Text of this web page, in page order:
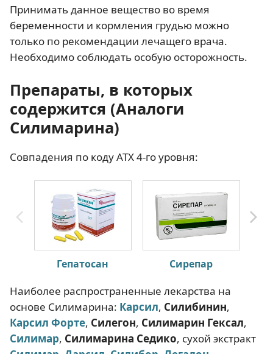
Принимать данное вещество во время
беременности и кормления грудью можно
только по рекомендации лечащего врача.
Необходимо соблюдать особую осторожность.
Препараты, в которых
содержится (Аналоги
Силимарина)
Совпадения по коду АТХ 4-го уровня:
Гепатосан Сирепар
Наиболее распространенные лекарства на
основе Силимарина: Карсил, Силибинин,
Карсил Форте, Силегон, Силимарин Гексал,
Силимар, Силимарина Седико, сухой экстракт